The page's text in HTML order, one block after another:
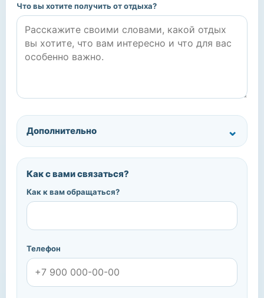
Что вы хотите получить от отдыха?
Дополнительно
Как с вами связаться?
Как к вам обращаться?
Телефон